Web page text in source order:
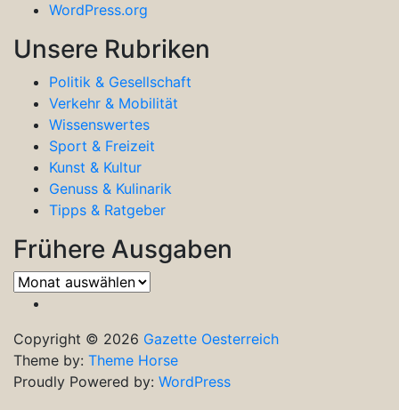
WordPress.org
Unsere Rubriken
Politik & Gesellschaft
Verkehr & Mobilität
Wissenswertes
Sport & Freizeit
Kunst & Kultur
Genuss & Kulinarik
Tipps & Ratgeber
Frühere Ausgaben
Frühere
Ausgaben
Copyright © 2026 Gazette Oesterreich
Theme by: Theme Horse
Proudly Powered by: WordPress